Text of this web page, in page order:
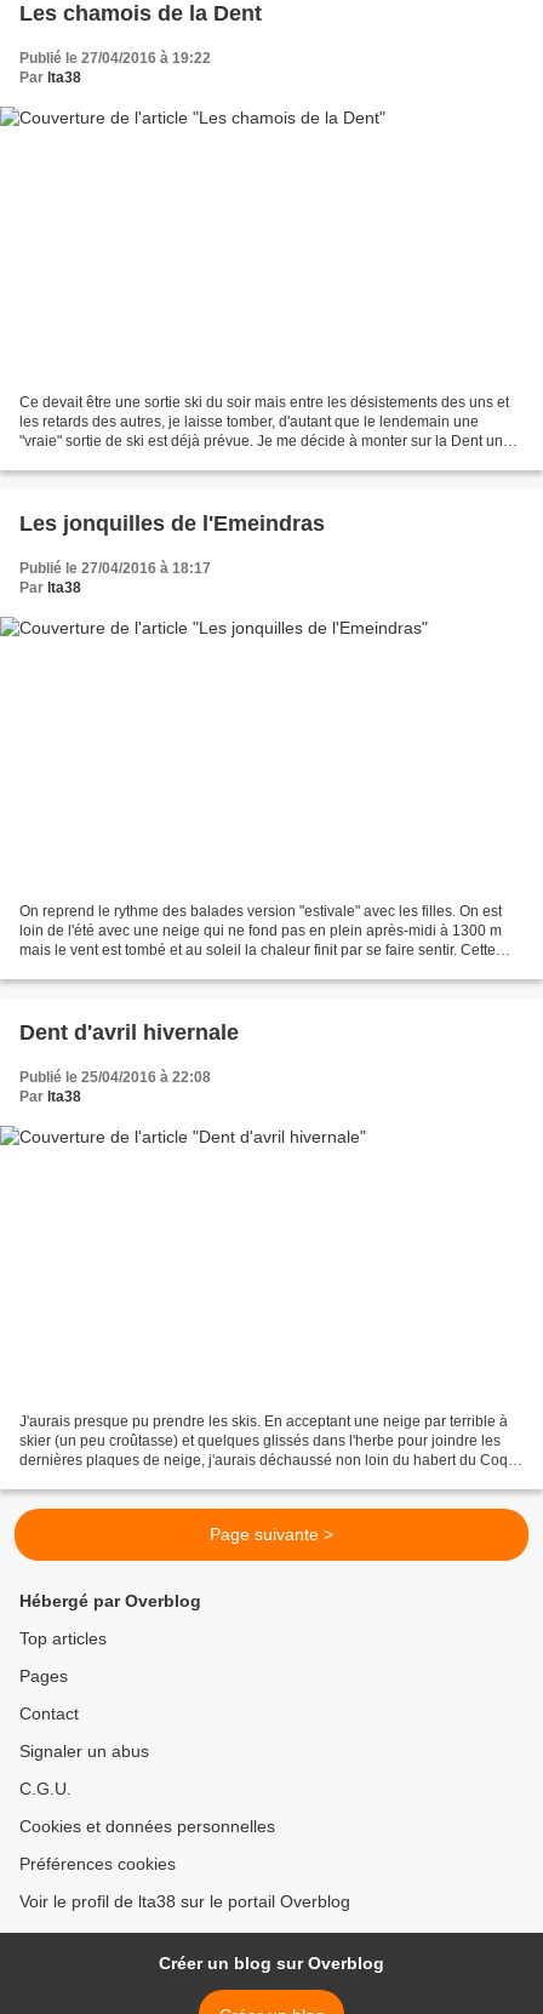
Les chamois de la Dent
Publié le 27/04/2016 à 19:22
Par lta38
Ce devait être une sortie ski du soir mais entre les désistements des uns et
les retards des autres, je laisse tomber, d'autant que le lendemain une
"vraie" sortie de ski est déjà prévue. Je me décide à monter sur la Dent une
Les jonquilles de l'Emeindras
Publié le 27/04/2016 à 18:17
Par lta38
On reprend le rythme des balades version "estivale" avec les filles. On est
loin de l'été avec une neige qui ne fond pas en plein après-midi à 1300 m
mais le vent est tombé et au soleil la chaleur finit par se faire sentir. Cette
Dent d'avril hivernale
Publié le 25/04/2016 à 22:08
Par lta38
J'aurais presque pu prendre les skis. En acceptant une neige par terrible à
skier (un peu croûtasse) et quelques glissés dans l'herbe pour joindre les
dernières plaques de neige, j'aurais déchaussé non loin du habert du Coq
Page suivante >
Hébergé par Overblog
Top articles
Pages
Contact
Signaler un abus
C.G.U.
Cookies et données personnelles
Préférences cookies
Voir le profil de lta38 sur le portail Overblog
Créer un blog sur Overblog